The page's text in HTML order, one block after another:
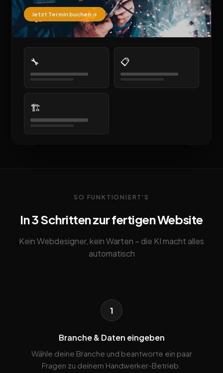
Jetzt Termin buchen →
🔧 📋
🏗️
SO FUNKTIONIERT'S
In 3 Schritten zur fertigen Website
Kein Webdesigner, kein Warten – die KI macht alles
automatisch
1
Branche & Daten eingeben
Wähle deine Branche und beantworte ein paar
Fragen zu deinem Handwerker-Betrieb.